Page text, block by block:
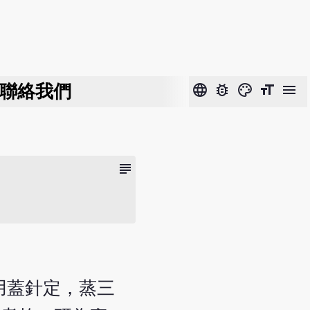
絡我們 language bug_report color_lens format_size menu
subject
針定，蒸三